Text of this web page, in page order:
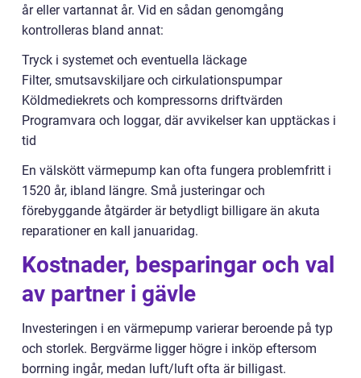
år eller vartannat år. Vid en sådan genomgång
kontrolleras bland annat:
Tryck i systemet och eventuella läckage
Filter, smutsavskiljare och cirkulationspumpar
Köldmediekrets och kompressorns driftvärden
Programvara och loggar, där avvikelser kan upptäckas i
tid
En välskött värmepump kan ofta fungera problemfritt i
1520 år, ibland längre. Små justeringar och
förebyggande åtgärder är betydligt billigare än akuta
reparationer en kall januaridag.
Kostnader, besparingar och val
av partner i gävle
Investeringen i en värmepump varierar beroende på typ
och storlek. Bergvärme ligger högre i inköp eftersom
borrning ingår, medan luft/luft ofta är billigast.